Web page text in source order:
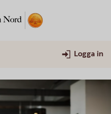
Logga in